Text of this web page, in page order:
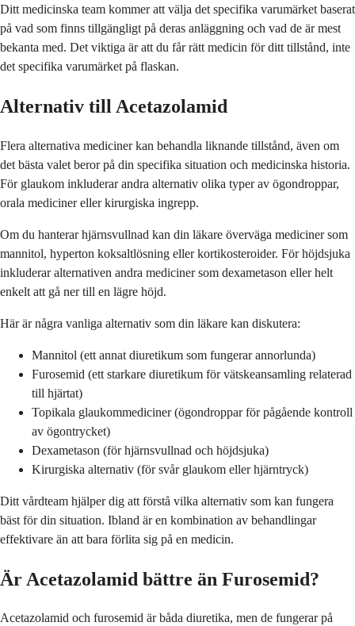
Ditt medicinska team kommer att välja det specifika varumärket baserat
på vad som finns tillgängligt på deras anläggning och vad de är mest
bekanta med. Det viktiga är att du får rätt medicin för ditt tillstånd, inte
det specifika varumärket på flaskan.
Alternativ till Acetazolamid
Flera alternativa mediciner kan behandla liknande tillstånd, även om
det bästa valet beror på din specifika situation och medicinska historia.
För glaukom inkluderar andra alternativ olika typer av ögondroppar,
orala mediciner eller kirurgiska ingrepp.
Om du hanterar hjärnsvullnad kan din läkare överväga mediciner som
mannitol, hyperton koksaltlösning eller kortikosteroider. För höjdsjuka
inkluderar alternativen andra mediciner som dexametason eller helt
enkelt att gå ner till en lägre höjd.
Här är några vanliga alternativ som din läkare kan diskutera:
Mannitol (ett annat diuretikum som fungerar annorlunda)
Furosemid (ett starkare diuretikum för vätskeansamling relaterad
till hjärtat)
Topikala glaukommediciner (ögondroppar för pågående kontroll
av ögontrycket)
Dexametason (för hjärnsvullnad och höjdsjuka)
Kirurgiska alternativ (för svår glaukom eller hjärntryck)
Ditt vårdteam hjälper dig att förstå vilka alternativ som kan fungera
bäst för din situation. Ibland är en kombination av behandlingar
effektivare än att bara förlita sig på en medicin.
Är Acetazolamid bättre än Furosemid?
Acetazolamid och furosemid är båda diuretika, men de fungerar på